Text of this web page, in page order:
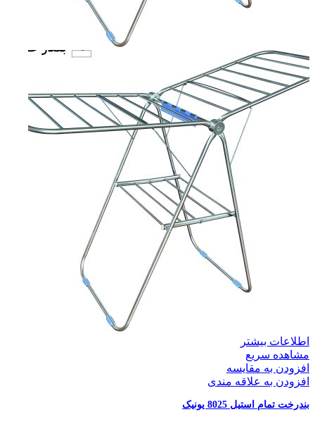
اطلاعات بیشتر
مشاهده سریع
افزودن به مقایسه
افزودن به علاقه مندی
بندرخت تمام استیل 8025 یونیک